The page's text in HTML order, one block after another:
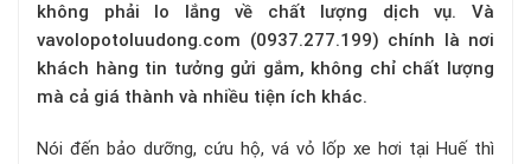
không phải lo lắng về chất lượng dịch vụ. Và
vavolopotoluudong.com (0937.277.199) chính là nơi
khách hàng tin tưởng gửi gắm, không chỉ chất lượng
mà cả giá thành và nhiều tiện ích khác.
Nói đến bảo dưỡng, cứu hộ, vá vỏ lốp xe hơi tại Huế thì